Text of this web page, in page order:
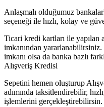
Anlaşmalı olduğumuz
seçeneği ile hızlı, kolay ve
Ticari kredi kartları ile yapılan
imkanından
imkanı olsa da banka bazlı
Alışveriş Kredisi
Sepetini hemen oluşturup
adımında taksitlendirebilir,
işlemlerini gerçekleştirebilirsin.